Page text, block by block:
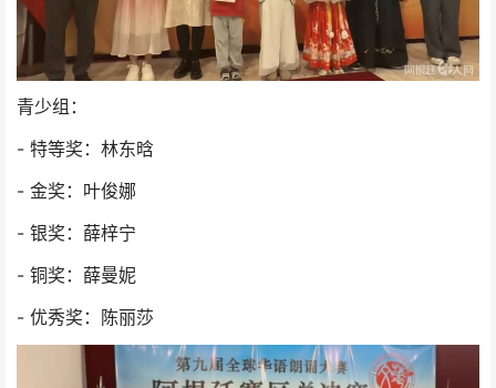
青少组：
- 特等奖：林东晗
- 金奖：叶俊娜
- 银奖：薛梓宁
- 铜奖：薛曼妮
- 优秀奖：陈丽莎